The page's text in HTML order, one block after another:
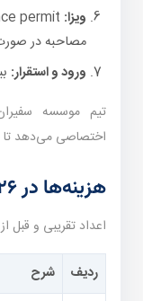
ویزا:
مصاحبه در
ورود و استقرار:
تیم موسسه
اختصاصی می‌دهد تا
هزینه‌ها در ۲۰۲۶ (برآورد)
اعداد تقریبی و قبل
ردیف شرح